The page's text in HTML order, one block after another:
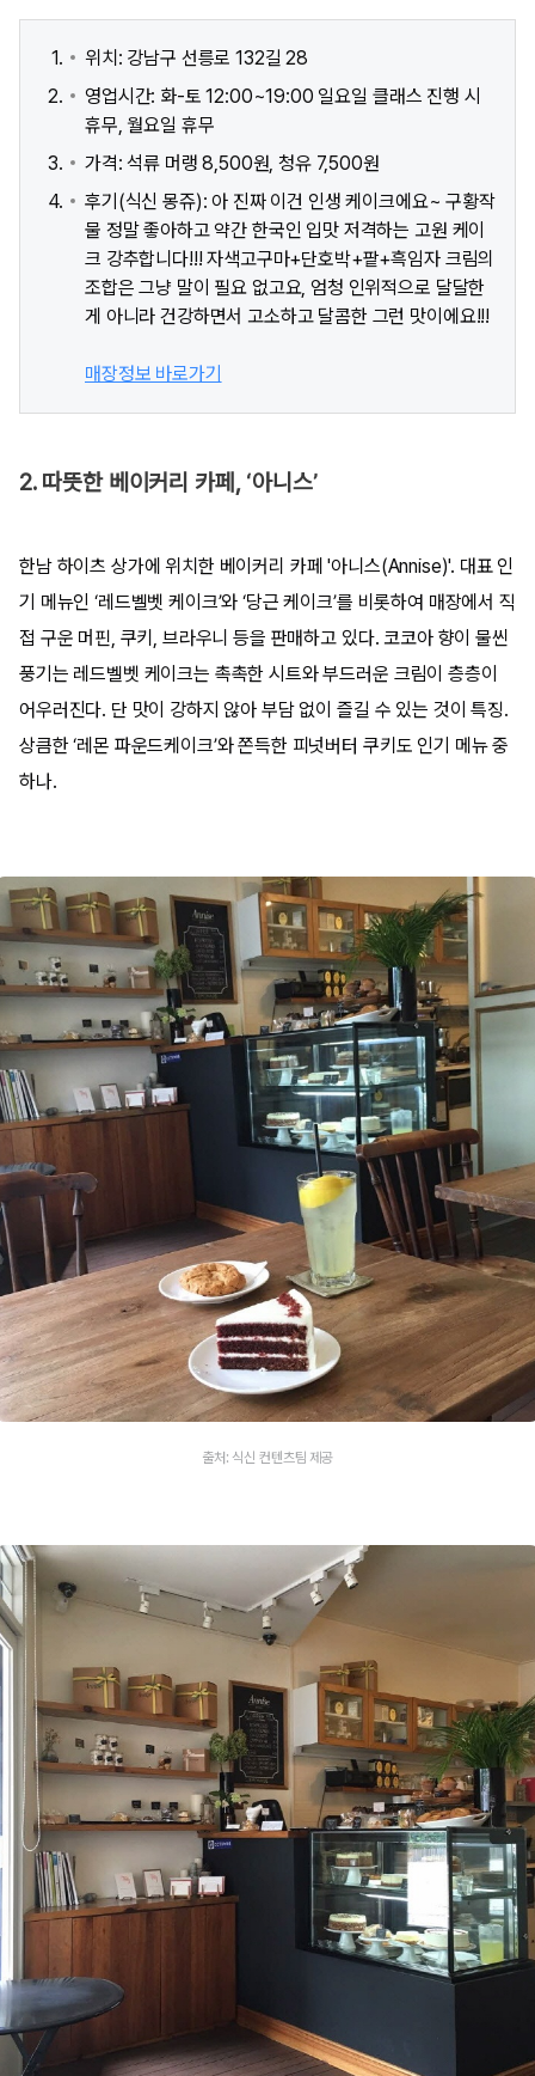
위치: 강남구 선릉로 132길 28
영업시간: 화-토 12:00~19:00 일요일 클래스 진행 시
휴무, 월요일 휴무
가격: 석류 머랭 8,500원, 청유 7,500원
후기(식신 몽쥬): 아 진짜 이건 인생 케이크에요~ 구황작
물 정말 좋아하고 약간 한국인 입맛 저격하는 고원 케이
크 강추합니다!!! 자색고구마+단호박+팥+흑임자 크림의
조합은 그냥 말이 필요 없고요, 엄청 인위적으로 달달한
게 아니라 건강하면서 고소하고 달콤한 그런 맛이에요!!!
매장정보 바로가기
2. 따뜻한 베이커리 카페, ‘아니스’
한남 하이츠 상가에 위치한 베이커리 카페 '아니스(Annise)'. 대표 인
기 메뉴인 ‘레드벨벳 케이크’와 ‘당근 케이크’를 비롯하여 매장에서 직
접 구운 머핀, 쿠키, 브라우니 등을 판매하고 있다. 코코아 향이 물씬
풍기는 레드벨벳 케이크는 촉촉한 시트와 부드러운 크림이 층층이
어우러진다. 단 맛이 강하지 않아 부담 없이 즐길 수 있는 것이 특징.
상큼한 ‘레몬 파운드케이크’와 쫀득한 피넛버터 쿠키도 인기 메뉴 중
하나.
출처: 식신 컨텐츠팀 제공